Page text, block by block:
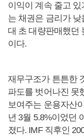
이익이 계속 줄고
는 채권은 금리가
대 초 대량판매했던
이다.
재무구조가 튼튼한
파도를 벗어나진 못
보여주는 운용자산
년 3월 5.8%이었던
졌다. IMF 직후인